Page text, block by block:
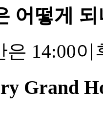
어떻게
은 14:00
Grand